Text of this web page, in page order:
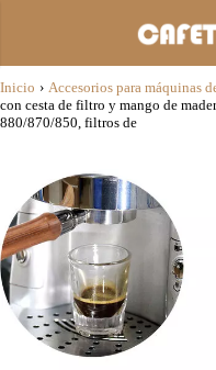
Inicio › Accesorios para máquinas
con cesta de filtro y mango de
880/870/850, filtros de